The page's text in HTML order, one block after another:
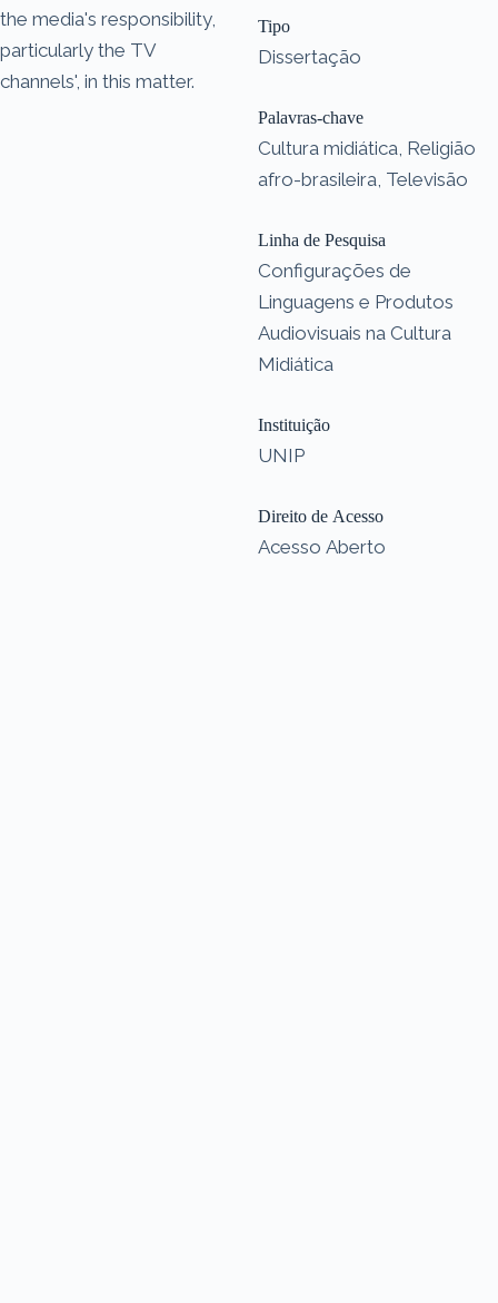
the media's responsibility,
particularly the TV
channels', in this matter.
Tipo
Dissertação
Palavras-chave
Cultura midiática, Religião
afro-brasileira, Televisão
Linha de Pesquisa
Configurações de
Linguagens e Produtos
Audiovisuais na Cultura
Midiática
Instituição
UNIP
Direito de Acesso
Acesso Aberto